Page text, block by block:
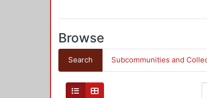
Browse
Search Subcommunities and